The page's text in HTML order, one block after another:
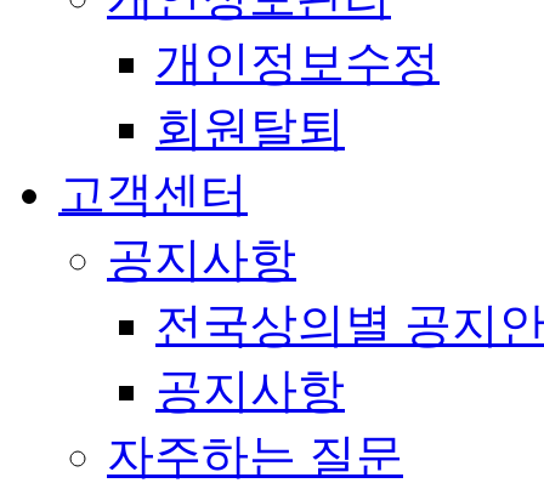
개인정보수정
회원탈퇴
고객센터
공지사항
전국상의별 공지
공지사항
자주하는 질문